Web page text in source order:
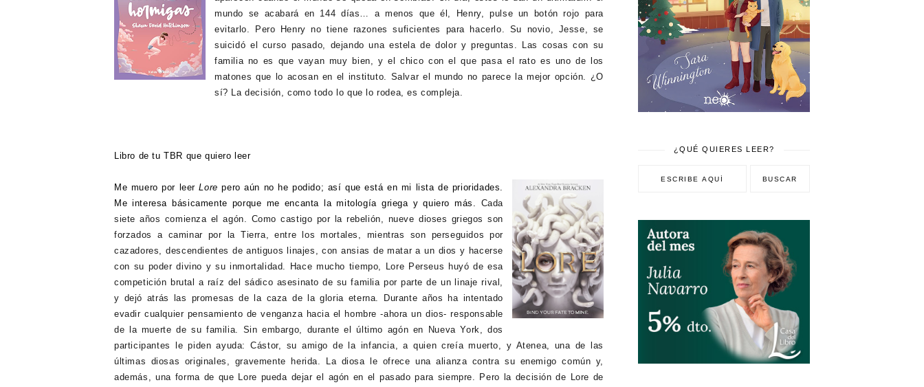
mundo se acabará en 144 días… a menos que él, Henry, pulse un botón rojo para
evitarlo.
Pero Henry no tiene razones suficientes para hacerlo. Su novio, Jesse, se
suicidó el curso pasado, dejando una estela de dolor y preguntas. Las cosas con su
familia no es que vayan muy bien, y el chico con el que pasa el rato es uno de los
matones que lo acosan en el instituto. Salvar el mundo no parece la mejor opción. ¿O
sí? La decisión, como todo lo que lo rodea, es compleja.
Libro de tu TBR que quiero leer
Me muero por leerLorepero aún no he podido; así que está en mi lista de prioridades.
Me interesa básicamente porque me encanta la mitología griega y quiero más. Cada
siete años comienza el agón. Como castigo por la rebelión, nueve dioses griegos son
forzados a caminar por la Tierra, entre los mortales, mientras son perseguidos por
cazadores, descendientes de antiguos linajes, con ansias de matar a un dios y hacerse
con su poder divino y su inmortalidad. Hace mucho tiempo, Lore Perseus huyó de esa
competición brutal a raíz del sádico asesinato de su familia por parte de un linaje rival,
y dejó atrás las promesas de la caza de la gloria eterna. Durante años ha intentado
evadir cualquier pensamiento de venganza hacia el hombre -ahora un dios- responsable
de la muerte de su familia. Sin embargo, durante el último agón en Nueva York, dos
participantes le piden ayuda: Cástor, su amigo de la infancia, a quien creía muerto, y Atenea, una de las
últimas diosas originales, gravemente herida. La diosa le ofrece una alianza contra su enemigo común y,
además, una forma de que Lore pueda dejar el agón en el pasado para siempre. Pero la decisión de Lore de
¿QUÉ QUIERES LEER?